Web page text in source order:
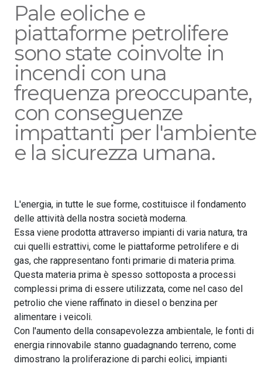
Pale eoliche e
piattaforme petrolifere
sono state coinvolte in
incendi con una
frequenza preoccupante,
con conseguenze
impattanti per l'ambiente
e la sicurezza umana.
L'energia, in tutte le sue forme, costituisce il fondamento
delle attività della nostra società moderna.
Essa viene prodotta attraverso impianti di varia natura, tra
cui quelli estrattivi, come le piattaforme petrolifere e di
gas, che rappresentano fonti primarie di materia prima.
Questa materia prima è spesso sottoposta a processi
complessi prima di essere utilizzata, come nel caso del
petrolio che viene raffinato in diesel o benzina per
alimentare i veicoli.
Con l'aumento della consapevolezza ambientale, le fonti di
energia rinnovabile stanno guadagnando terreno, come
dimostrano la proliferazione di parchi eolici, impianti